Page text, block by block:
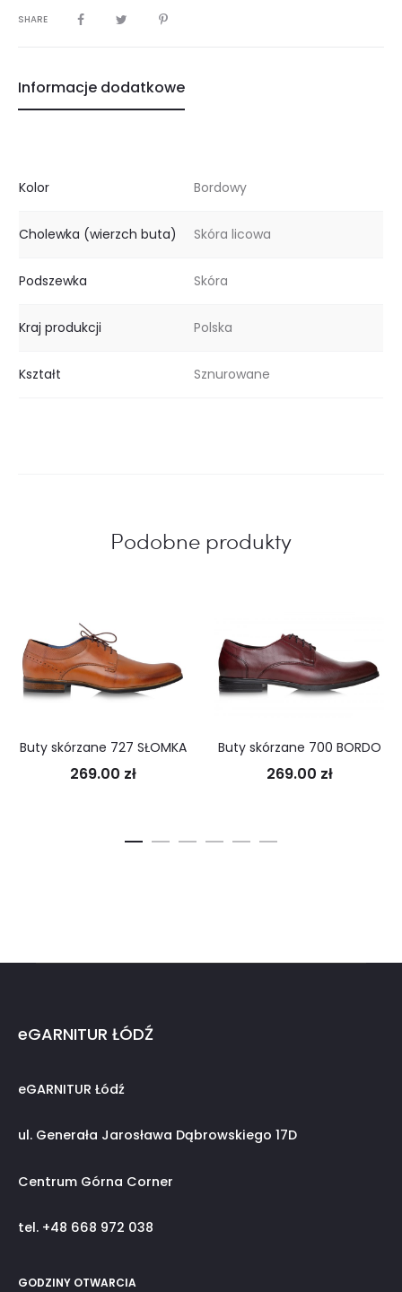
SHARE
Informacje dodatkowe
Kolor Bordowy
Cholewka (wierzch buta) Skóra licowa
Podszewka Skóra
Kraj produkcji Polska
Kształt Sznurowane
Podobne produkty
Buty skórzane 727 SŁOMKA
269.00 zł
Buty skórzane 700 BORDO
269.00 zł
eGARNITUR ŁÓDŹ
eGARNITUR Łódź
ul. Generała Jarosława Dąbrowskiego 17D
Centrum Górna Corner
tel. +48 668 972 038
GODZINY OTWARCIA